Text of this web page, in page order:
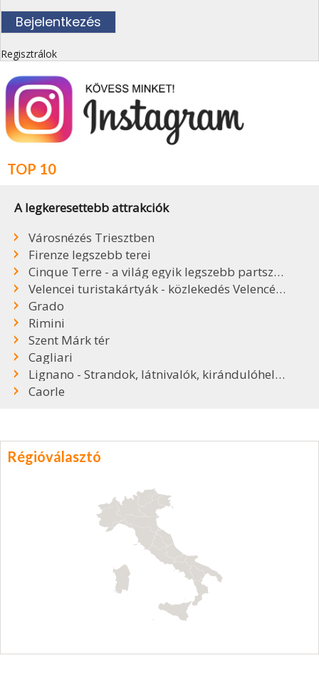
Regisztrálok
TOP 10
A legkeresettebb attrakciók
Városnézés Triesztben
Firenze legszebb terei
Cinque Terre - a világ egyik legszebb partszakasza
Velencei turistakártyák - közlekedés Velencében
Grado
Rimini
Szent Márk tér
Cagliari
Lignano - Strandok, látnivalók, kirándulóhelyek
Caorle
Régióválasztó